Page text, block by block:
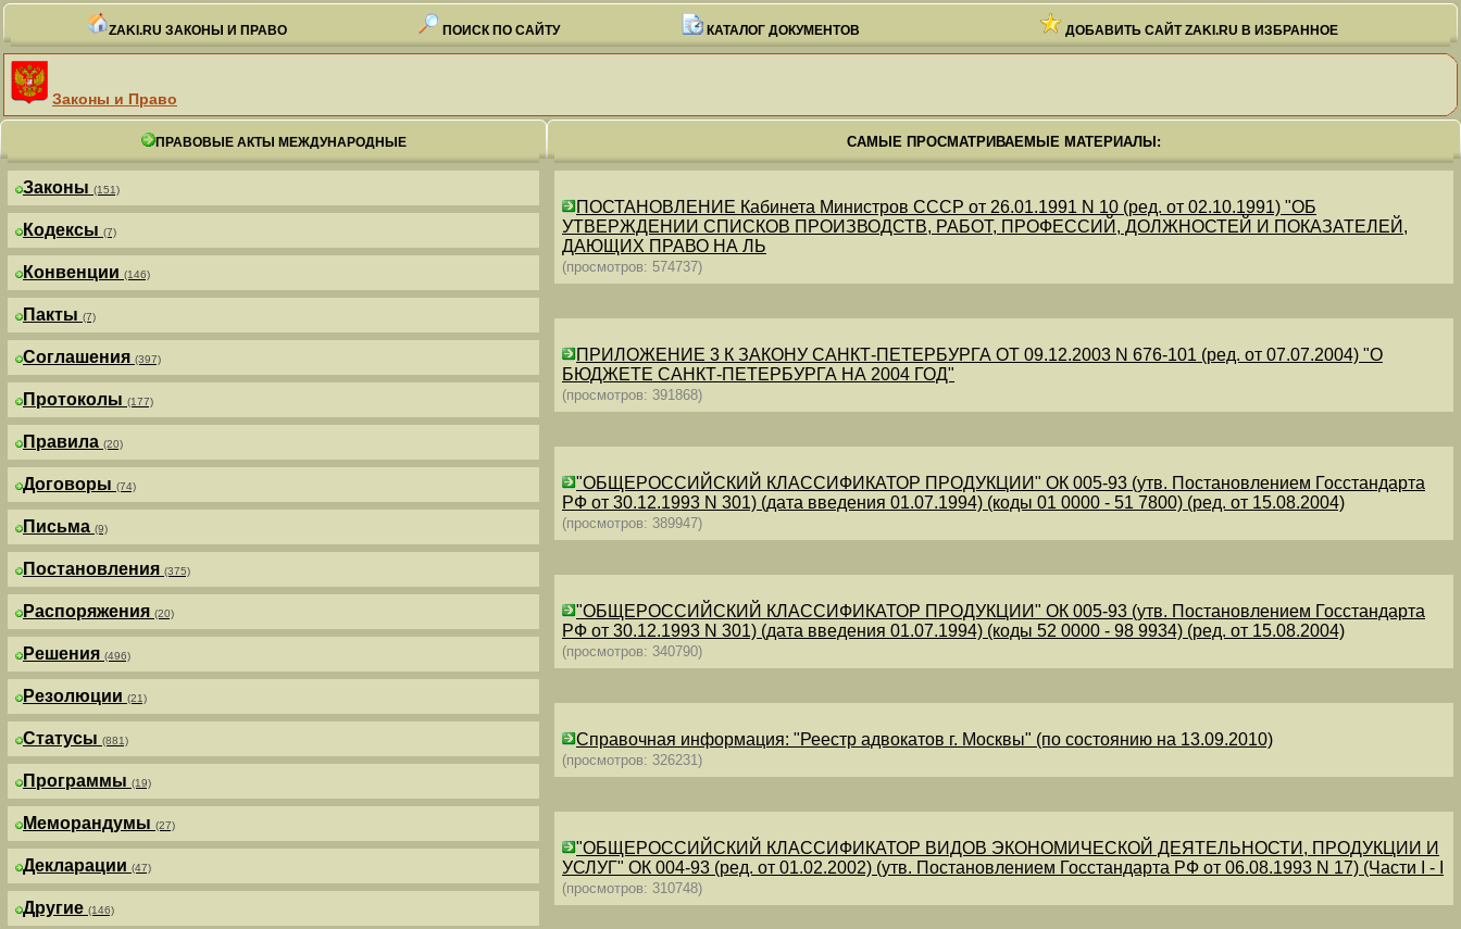
ZAKI.RU ЗАКОНЫ И ПРАВО ПОИСК ПО САЙТУ КАТАЛОГ ДОКУМЕНТОВ ДОБАВИТЬ САЙТ ZAKI.RU В ИЗБРАННОЕ
Законы и Право
ПРАВОВЫЕ АКТЫ МЕЖДУНАРОДНЫЕ
Законы (151)
Кодексы (7)
Конвенции (146)
Пакты (7)
Соглашения (397)
Протоколы (177)
Правила (20)
Договоры (74)
Письма (9)
Постановления (375)
Распоряжения (20)
Решения (496)
Резолюции (21)
Статусы (881)
Программы (19)
Меморандумы (27)
Декларации (47)
Другие (146)
САМЫЕ ПРОСМАТРИВАЕМЫЕ МАТЕРИАЛЫ:
ПОСТАНОВЛЕНИЕ Кабинета Министров СССР от 26.01.1991 N 10 (ред. от 02.10.1991) "ОБ
УТВЕРЖДЕНИИ СПИСКОВ ПРОИЗВОДСТВ, РАБОТ, ПРОФЕССИЙ, ДОЛЖНОСТЕЙ И ПОКАЗАТЕЛЕЙ,
ДАЮЩИХ ПРАВО НА ЛЬ
(просмотров: 574737)
ПРИЛОЖЕНИЕ 3 К ЗАКОНУ САНКТ-ПЕТЕРБУРГА ОТ 09.12.2003 N 676-101 (ред. от 07.07.2004) "О
БЮДЖЕТЕ САНКТ-ПЕТЕРБУРГА НА 2004 ГОД"
(просмотров: 391868)
"ОБЩЕРОССИЙСКИЙ КЛАССИФИКАТОР ПРОДУКЦИИ" ОК 005-93 (утв. Постановлением Госстандарта
РФ от 30.12.1993 N 301) (дата введения 01.07.1994) (коды 01 0000 - 51 7800) (ред. от 15.08.2004)
(просмотров: 389947)
"ОБЩЕРОССИЙСКИЙ КЛАССИФИКАТОР ПРОДУКЦИИ" ОК 005-93 (утв. Постановлением Госстандарта
РФ от 30.12.1993 N 301) (дата введения 01.07.1994) (коды 52 0000 - 98 9934) (ред. от 15.08.2004)
(просмотров: 340790)
Справочная информация: "Реестр адвокатов г. Москвы" (по состоянию на 13.09.2010)
(просмотров: 326231)
"ОБЩЕРОССИЙСКИЙ КЛАССИФИКАТОР ВИДОВ ЭКОНОМИЧЕСКОЙ ДЕЯТЕЛЬНОСТИ, ПРОДУКЦИИ И
УСЛУГ" ОК 004-93 (ред. от 01.02.2002) (утв. Постановлением Госстандарта РФ от 06.08.1993 N 17) (Части I - I
(просмотров: 310748)